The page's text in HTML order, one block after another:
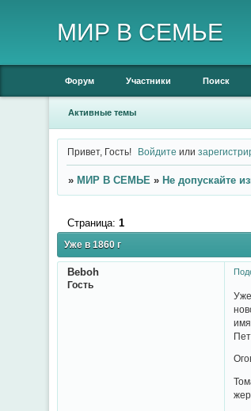
МИР В СЕМЬЕ
Форум Участники Поиск
Активные темы
Привет, Гость! Войдите или
» МИР В СЕМЬЕ » Не допускайте
Уже в 1860 г
Страница: 1
Beboh
Гость